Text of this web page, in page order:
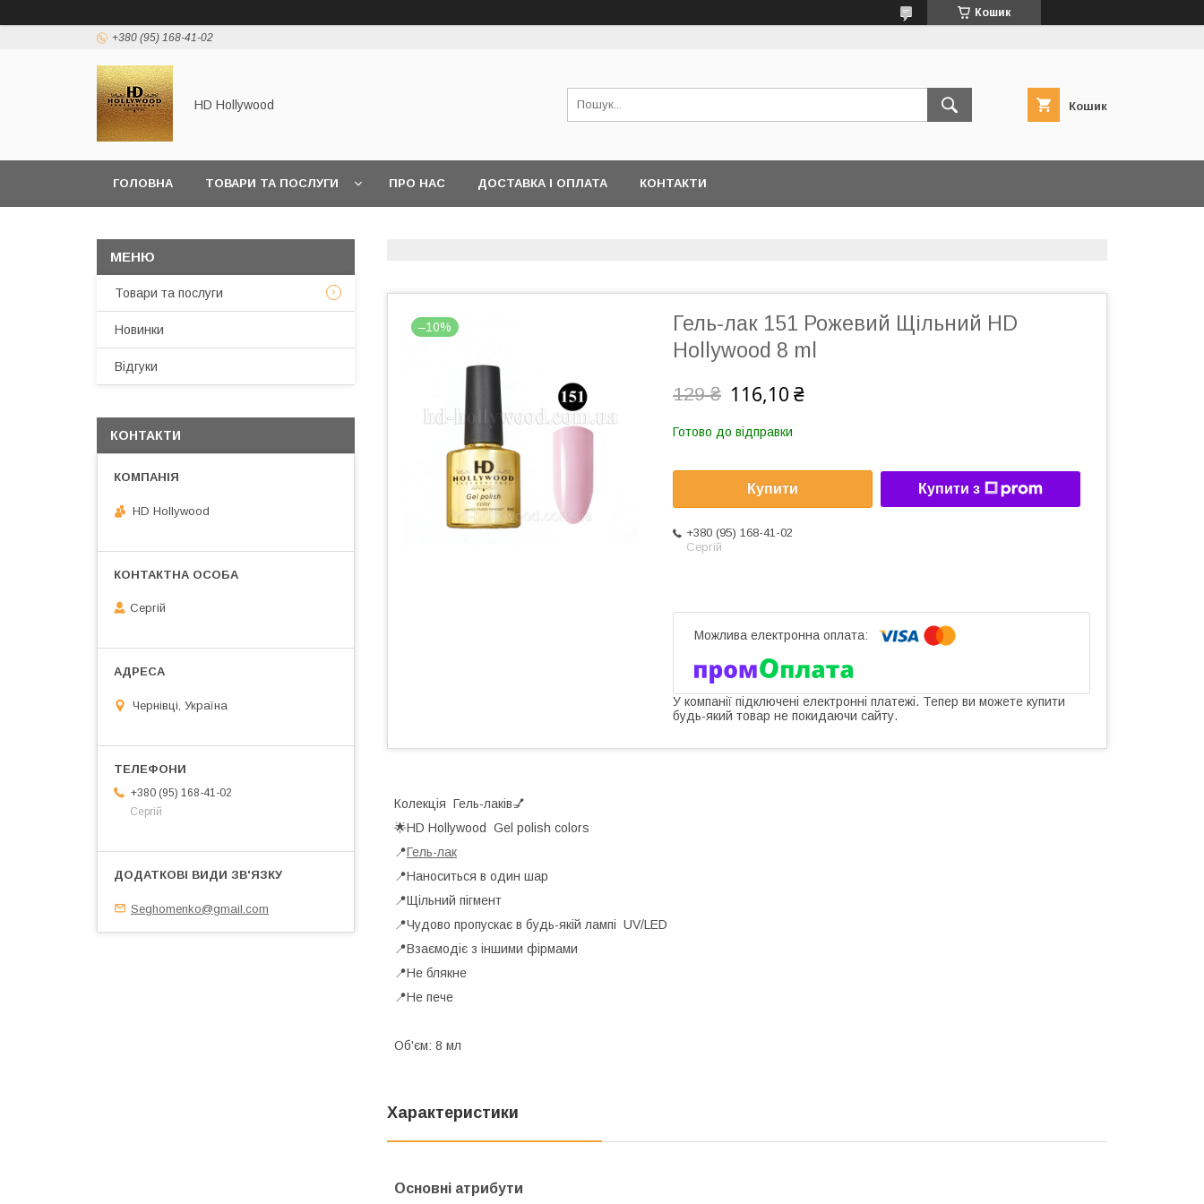
Кошик
+380 (95) 168-41-02
HD Hollywood Кошик
ГОЛОВНА ТОВАРИ ТА ПОСЛУГИ ПРО НАС ДОСТАВКА І ОПЛАТА КОНТАКТИ
–10%
Гель-лак 151 Рожевий Щільний HD
Hollywood 8 ml
129 ₴ 116,10 ₴
Готово до відправки
Купити Купити з
+380 (95) 168-41-02
Сергій
У компанії підключені електронні платежі. Тепер ви можете купити
будь-який товар не покидаючи сайту.
Колекція Гель-лаків💅
🌟HD Hollywood Gel polish colors
📍Гель-лак
📍Наноситься в один шар
📍Щільний пігмент
📍Чудово пропускає в будь-якій лампі UV/LED
📍Взаємодіє з іншими фірмами
📍Не блякне
📍Не пече
Об'єм: 8 мл
Характеристики
Основні атрибути
Товари та послуги
Новинки
Відгуки
КОНТАКТИ
HD Hollywood
Сергій
Чернівці, Україна
+380 (95) 168-41-02
Сергій
Seghomenko@gmail.com